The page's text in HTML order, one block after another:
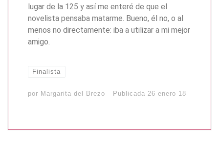
lugar de la 125 y así me enteré de que el
novelista pensaba matarme. Bueno, él no, o al
menos no directamente: iba a utilizar a mi mejor
amigo.
Finalista
por Margarita del Brezo Publicada 26 enero 18